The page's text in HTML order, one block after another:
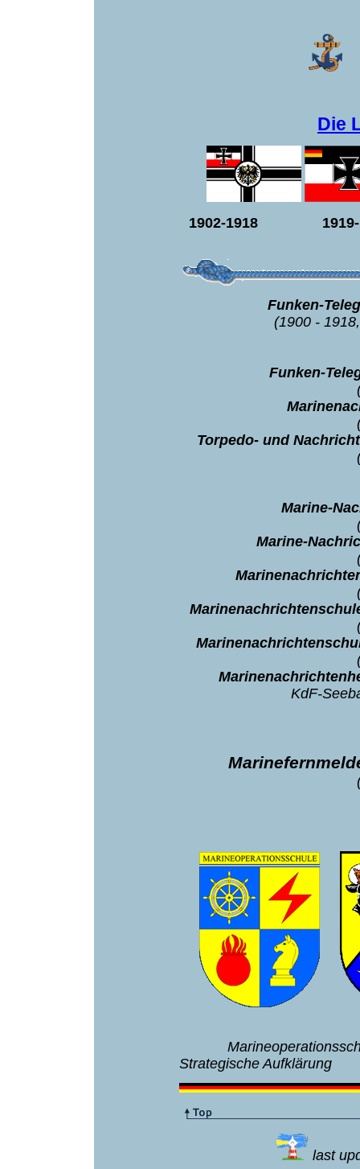
Die
1902-1918
Funken-
(1900 -
Funken-
Torpedo- und
Marine-
Marine-
KdF-
Strategische Aufklärung
last